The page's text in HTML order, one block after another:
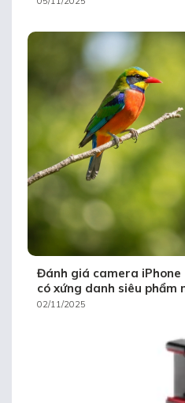
Đánh giá camera iPhone
có xứng danh siêu phẩm
02/11/2025